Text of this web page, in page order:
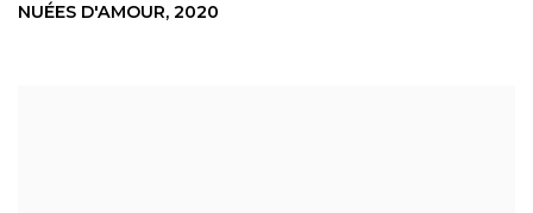
NUÉES D'AMOUR, 2020